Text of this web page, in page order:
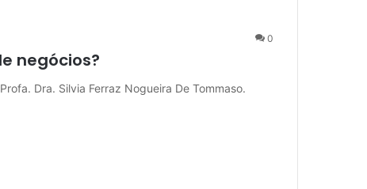
0
negócios?
Dra. Silvia Ferraz Nogueira De Tommaso.